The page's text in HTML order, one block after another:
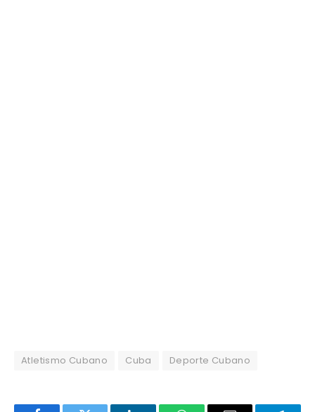
Atletismo Cubano Cuba Deporte Cubano